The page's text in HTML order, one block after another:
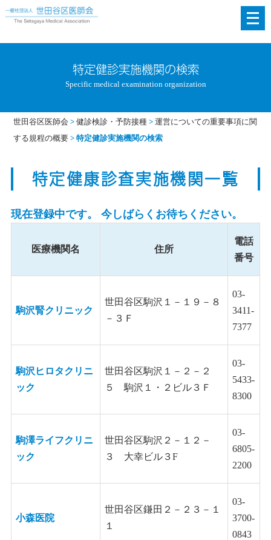
メ
ニ
く
特定健診実施機関の検索
Specific medical examination organization
世田谷区医師会 >健診検診・予防接種 >運営についての重要事項に関
する規程の概要 >特定健診実施機関の検索
特定健康診査実施機関一覧
現在登録中です。 今しばらくお待ちください。
医療機関名 住所
電話
番号
駒沢腎クリニック
世田谷区駒沢１－１９－８
－３Ｆ
03-
3411-
7377
駒沢ヒロタクリニ
ック
世田谷区駒沢１－２－２
５ 駒沢１・２ビル３Ｆ
03-
5433-
8300
駒澤ライフクリニ
ック
世田谷区駒沢２－１２－
３ 大幸ビル３F
03-
6805-
2200
小森医院
世田谷区鎌田２－２３－１
１
03-
3700-
0843